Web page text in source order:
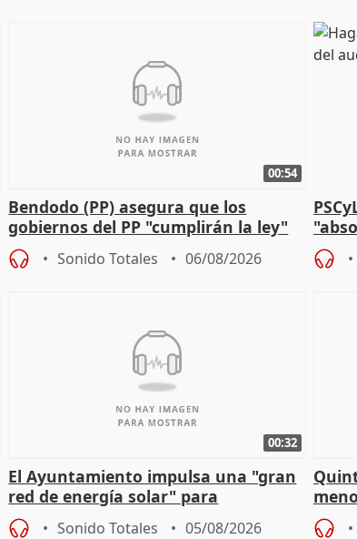
00:54
Bendodo (PP) asegura que los
gobiernos del PP "cumplirán la ley"
sobre los menores migrantes
Sonido Totales 06/08/2026
00:32
El Ayuntamiento impulsa una "gran
red de energía solar" para
autoconsumo
Sonido Totales 05/08/2026